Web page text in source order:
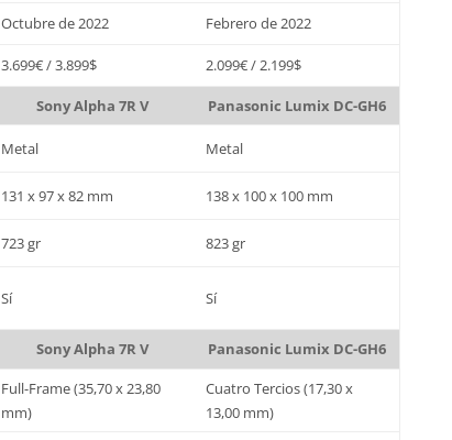
Octubre de 2022 Febrero de 2022
3.699€ / 3.899$ 2.099€ / 2.199$
Sony Alpha 7R V Panasonic Lumix DC-GH6
Metal Metal
131 x 97 x 82 mm 138 x 100 x 100 mm
723 gr 823 gr
Sí Sí
Sony Alpha 7R V Panasonic Lumix DC-GH6
Full-Frame (35,70 x 23,80
mm)
Cuatro Tercios (17,30 x
13,00 mm)